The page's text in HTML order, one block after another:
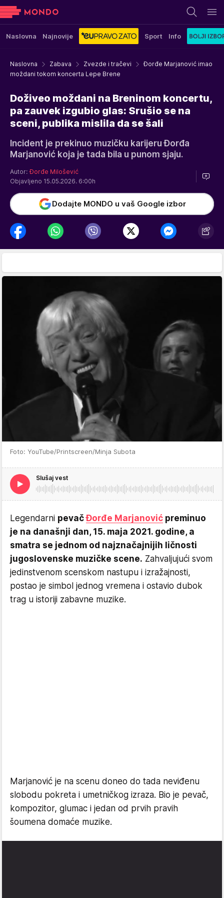
Naslovna Najnovije Sport Info
Naslovna Zabava Zvezde i tračevi
Đorđe Marjanović imao
moždani tokom koncerta Lepe Brene
Doživeo moždani na Breninom koncertu,
pa zauvek izgubio glas: Srušio se na
sceni, publika mislila da se šali
Incident je prekinuo muzičku karijeru Đorđa
Marjanović koja je tada bila u punom sjaju.
Autor: Đorđe Milošević
Objavljeno 15.05.2026. 6:00h
Dodajte MONDO u vaš Google izbor
Foto: YouTube/Printscreen/Minja Subota
Slušaj vest
Legendarni pevačĐorđe Marjanović preminuo
je na današnji dan, 15. maja 2021. godine, a
smatra se jednom od najznačajnijih ličnosti
jugoslovenske muzičke scene. Zahvaljujući svom
jedinstvenom scenskom nastupu i izražajnosti,
postao je simbol jednog vremena i ostavio dubok
trag u istoriji zabavne muzike.
Marjanović je na scenu doneo do tada neviđenu
slobodu pokreta i umetničkog izraza. Bio je pevač,
kompozitor, glumac i jedan od prvih pravih
šoumena domaće muzike.